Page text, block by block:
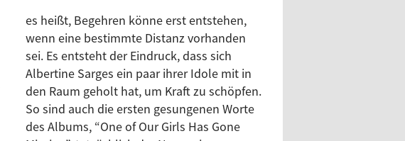
es heißt, Begehren könne erst entstehen,
wenn eine bestimmte Distanz vorhanden
sei. Es entsteht der Eindruck, dass sich
Albertine Sarges ein paar ihrer Idole mit in
den Raum geholt hat, um Kraft zu schöpfen.
So sind auch die ersten gesungenen Worte
des Albums, “One of Our Girls Has Gone